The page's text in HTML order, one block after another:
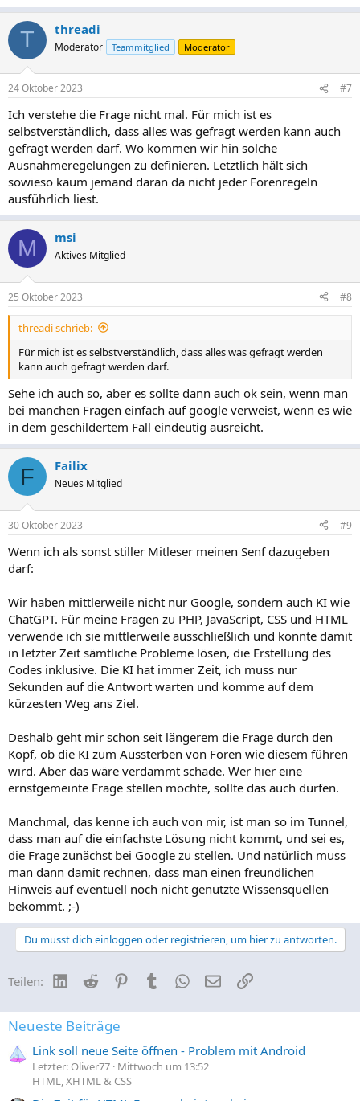
T threadi
Moderator Teammitglied Moderator
24 Oktober 2023 #7
Ich verstehe die Frage nicht mal. Für mich ist es
selbstverständlich, dass alles was gefragt werden kann auch
gefragt werden darf. Wo kommen wir hin solche
Ausnahmeregelungen zu definieren. Letztlich hält sich
sowieso kaum jemand daran da nicht jeder Forenregeln
ausführlich liest.
M msi
Aktives Mitglied
25 Oktober 2023 #8
threadi schrieb:
Für mich ist es selbstverständlich, dass alles was gefragt werden
kann auch gefragt werden darf.
Sehe ich auch so, aber es sollte dann auch ok sein, wenn man
bei manchen Fragen einfach auf google verweist, wenn es wie
in dem geschildertem Fall eindeutig ausreicht.
F Failix
Neues Mitglied
30 Oktober 2023 #9
Wenn ich als sonst stiller Mitleser meinen Senf dazugeben
darf:
Wir haben mittlerweile nicht nur Google, sondern auch KI wie
ChatGPT. Für meine Fragen zu PHP, JavaScript, CSS und HTML
verwende ich sie mittlerweile ausschließlich und konnte damit
in letzter Zeit sämtliche Probleme lösen, die Erstellung des
Codes inklusive. Die KI hat immer Zeit, ich muss nur
Sekunden auf die Antwort warten und komme auf dem
kürzesten Weg ans Ziel.
Deshalb geht mir schon seit längerem die Frage durch den
Kopf, ob die KI zum Aussterben von Foren wie diesem führen
wird. Aber das wäre verdammt schade. Wer hier eine
ernstgemeinte Frage stellen möchte, sollte das auch dürfen.
Manchmal, das kenne ich auch von mir, ist man so im Tunnel,
dass man auf die einfachste Lösung nicht kommt, und sei es,
die Frage zunächst bei Google zu stellen. Und natürlich muss
man dann damit rechnen, dass man einen freundlichen
Hinweis auf eventuell noch nicht genutzte Wissensquellen
bekommt. ;-)
Du musst dich einloggen oder registrieren, um hier zu antworten.
Teilen: LinkedIn
Reddit PinterestTumblrWhatsApp
E-MailLink
Neueste Beiträge
Link soll neue Seite öffnen - Problem mit Android
Letzter: Oliver77 Mittwoch um 13:52
HTML, XHTML & CSS